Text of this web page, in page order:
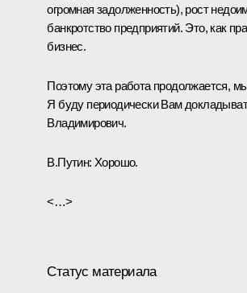
огромная задолженность), рост
банкротство предприятий. Это, как
бизнес.
Поэтому эта работа продолжается,
Я буду периодически Вам
Владимирович.
В.Путин: Хорошо.
<…>
Статус материала